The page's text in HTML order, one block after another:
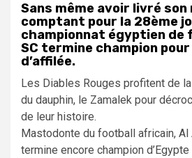
Sans même avoir livré
comptant pour la 28ème
championnat égyptien de
SC termine champion
d’affilée.
Les Diables Rouges profitent de
du dauphin, le Zamalek pour
de leur histoire.
Mastodonte du football africain, Al
termine encore champion